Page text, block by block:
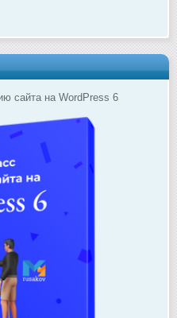
сайта на WordPress 6